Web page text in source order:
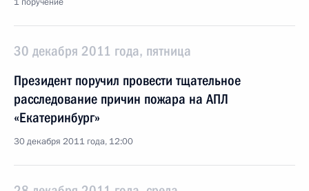
30 декабря 2011 года, пятница
Президент поручил провести тщательное
расследование причин пожара на АПЛ
«Екатеринбург»
30 декабря 2011 года, 12:00